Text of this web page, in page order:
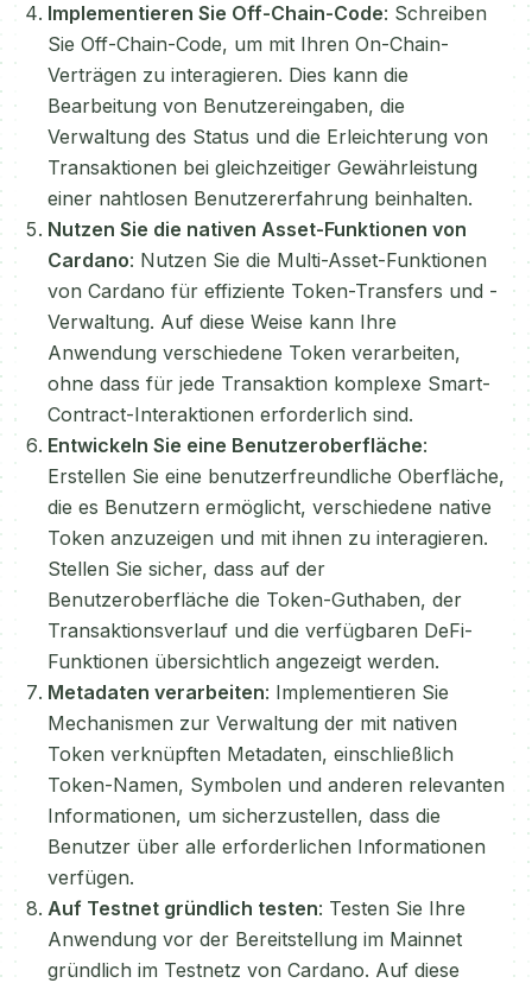
Implementieren Sie Off-Chain-Code: Schreiben
Sie Off-Chain-Code, um mit Ihren On-Chain-
Verträgen zu interagieren. Dies kann die
Bearbeitung von Benutzereingaben, die
Verwaltung des Status und die Erleichterung von
Transaktionen bei gleichzeitiger Gewährleistung
einer nahtlosen Benutzererfahrung beinhalten.
Nutzen Sie die nativen Asset-Funktionen von
Cardano: Nutzen Sie die Multi-Asset-Funktionen
von Cardano für effiziente Token-Transfers und -
Verwaltung. Auf diese Weise kann Ihre
Anwendung verschiedene Token verarbeiten,
ohne dass für jede Transaktion komplexe Smart-
Contract-Interaktionen erforderlich sind.
Entwickeln Sie eine Benutzeroberfläche:
Erstellen Sie eine benutzerfreundliche Oberfläche,
die es Benutzern ermöglicht, verschiedene native
Token anzuzeigen und mit ihnen zu interagieren.
Stellen Sie sicher, dass auf der
Benutzeroberfläche die Token-Guthaben, der
Transaktionsverlauf und die verfügbaren DeFi-
Funktionen übersichtlich angezeigt werden.
Metadaten verarbeiten: Implementieren Sie
Mechanismen zur Verwaltung der mit nativen
Token verknüpften Metadaten, einschließlich
Token-Namen, Symbolen und anderen relevanten
Informationen, um sicherzustellen, dass die
Benutzer über alle erforderlichen Informationen
verfügen.
Auf Testnet gründlich testen: Testen Sie Ihre
Anwendung vor der Bereitstellung im Mainnet
gründlich im Testnetz von Cardano. Auf diese